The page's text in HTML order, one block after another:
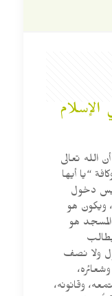
الله تعالى
“يا أيها
دخول
ويكون هو
هو
ولا نصف
وقانونه،